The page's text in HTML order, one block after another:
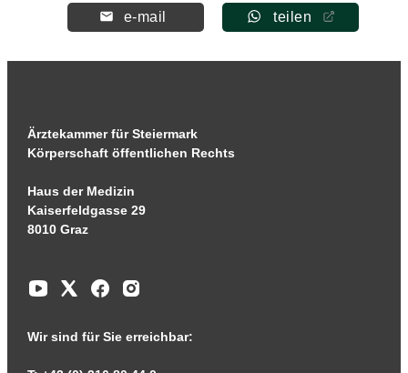
e-mail teilen
Ärztekammer für Steiermark
Körperschaft öffentlichen Rechts
Haus der Medizin
Kaiserfeldgasse 29
8010 Graz
Wir sind für Sie erreichbar: